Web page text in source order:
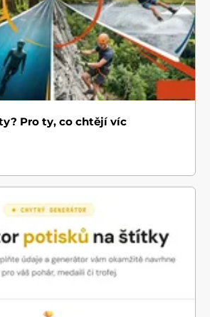
Pro ty, co chtějí víc